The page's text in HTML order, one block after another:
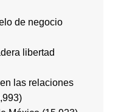
de negocio
libertad
las relaciones